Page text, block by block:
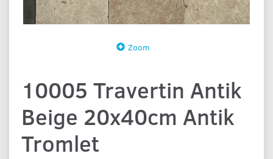
Zoom
10005 Travertin Antik
Beige 20x40cm Antik
Tromlet